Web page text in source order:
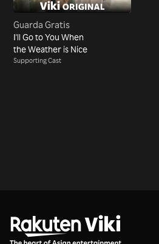
Guarda Gratis
I'll Go to You When
the Weather is Nice
Supporting Cast